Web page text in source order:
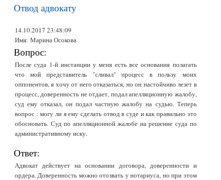
Отвод адвокату
14.10.2017 23:48:09
Имя: Марина Осокова
Вопрос:
После суда 1-й инстанции у меня есть все основания полагать
что мой представитель "сливал" процесс в пользу моих
оппонентов, я хочу от него отказаться, но он настойчиво лезет в
процесс, доверенность не отдает, подал апелляционную жалобу,
суд ему отказал, он подал частную жалобу на судью. Теперь
вопрос : могу ли я ему сделать отвод в суде и как правильно это
обосновать. Суд по апелляционной жалобе на решение суда по
административному иску.
Ответ:
Адвокат действует на основании договора, доверенности и
ордера. Доверенность можно отозвать у нотариуса, но при этом